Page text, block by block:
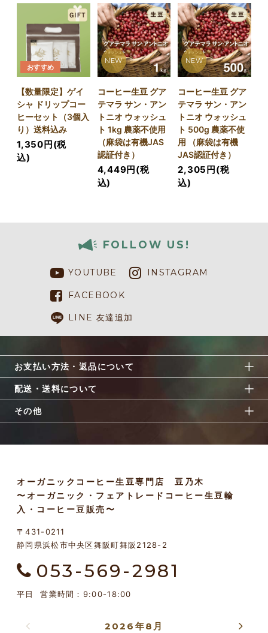
おすすめ
【数量限定】ゲイ
シャ ドリップコー
ヒーセット（3個入
り）送料込み
1,350円(税
込)
NEW
コーヒー生豆 グア
テマラ サン・アン
トニオ ウォッシュ
ト 1kg 農薬不使用
（麻袋は有機JAS
認証付き）
4,449円(税
込)
NEW
コーヒー生豆 グア
テマラ サン・アン
トニオ ウォッシュ
ト 500g 農薬不使
用 （麻袋は有機
JAS認証付き）
2,305円(税
込)
FOLLOW US!
YOUTUBE INSTAGRAM
FACEBOOK
LINE 友達追加
お支払い方法・返品について
配送・送料について
その他
2026年8月
オーガニックコーヒー生豆専門店 豆乃木
〜オーガニック・フェアトレードコーヒー生豆輸
入・コーヒー豆販売〜
〒431-0211
静岡県浜松市中央区舞阪町舞阪2128-2
053-569-2981
平日 営業時間：9:00-18:00